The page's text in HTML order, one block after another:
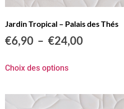
Jardin Tropical – Palais des Thés
€6,90 – €24,00
Choix des options